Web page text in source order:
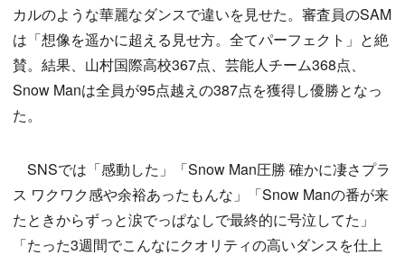
カルのような華麗なダンスで違いを見せた。審査員のSAM
は「想像を遥かに超える見せ方。全てパーフェクト」と絶
賛。結果、山村国際高校367点、芸能人チーム368点、
Snow Manは全員が95点越えの387点を獲得し優勝となっ
た。
SNSでは「感動した」「Snow Man圧勝 確かに凄さプラ
ス ワクワク感や余裕あったもんな」「Snow Manの番が来
たときからずっと涙でっぱなしで最終的に号泣してた」
「たった3週間でこんなにクオリティの高いダンスを仕上